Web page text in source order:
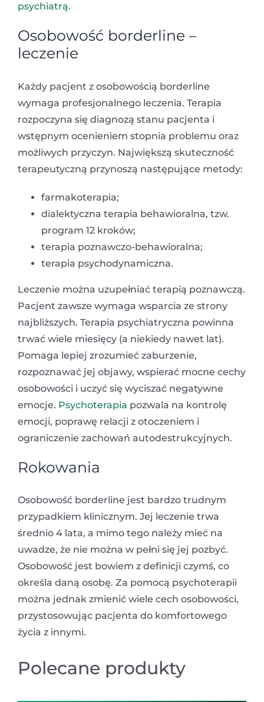
psychiatrą.
Osobowość borderline –
leczenie
Każdy pacjent z osobowością borderline
wymaga profesjonalnego leczenia. Terapia
rozpoczyna się diagnozą stanu pacjenta i
wstępnym ocenieniem stopnia problemu oraz
możliwych przyczyn. Największą skuteczność
terapeutyczną przynoszą następujące metody:
farmakoterapia;
dialektyczna terapia behawioralna, tzw.
program 12 kroków;
terapia poznawczo-behawioralna;
terapia psychodynamiczna.
Leczenie można uzupełniać terapią poznawczą.
Pacjent zawsze wymaga wsparcia ze strony
najbliższych. Terapia psychiatryczna powinna
trwać wiele miesięcy (a niekiedy nawet lat).
Pomaga lepiej zrozumieć zaburzenie,
rozpoznawać jej objawy, wspierać mocne cechy
osobowości i uczyć się wyciszać negatywne
emocje. Psychoterapia pozwala na kontrolę
emocji, poprawę relacji z otoczeniem i
ograniczenie zachowań autodestrukcyjnych.
Rokowania
Osobowość borderline jest bardzo trudnym
przypadkiem klinicznym. Jej leczenie trwa
średnio 4 lata, a mimo tego należy mieć na
uwadze, że nie można w pełni się jej pozbyć.
Osobowość jest bowiem z definicji czymś, co
określa daną osobę. Za pomocą psychoterapii
można jednak zmienić wiele cech osobowości,
przystosowując pacjenta do komfortowego
życia z innymi.
Polecane produkty